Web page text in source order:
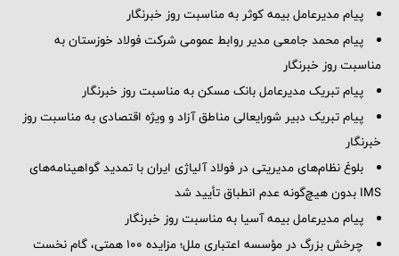
پیام مدیرعامل بیمه کوثر به مناسبت روز خبرنگار
پیام محمد جامعی مدیر روابط عمومی شرکت فولاد خوزستان به
مناسبت روز خبرنگار
پیام تبریک مدیرعامل بانک مسکن به مناسبت روز خبرنگار
پیام تبریک دبیر شورایعالی مناطق آزاد و ویژه اقتصادی به مناسبت روز
خبرنگار
بلوغ نظام‌های مدیریتی در فولاد آلیاژی ایران با تمدید گواهینامه‌های
IMS بدون هیچ‌گونه عدم انطباق تأیید شد
پیام مدیرعامل بیمه آسیا به مناسبت روز خبرنگار
چرخش بزرگ در مؤسسه اعتباری ملل؛ مزایده ۱۰۰ همتی، گام نخست